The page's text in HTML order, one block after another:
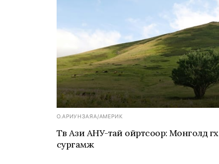
О.АРИУНЗАЯА/АМЕРИК
Төв Ази АНУ-тай ойртсоор: Монголд өгөх
сургамж